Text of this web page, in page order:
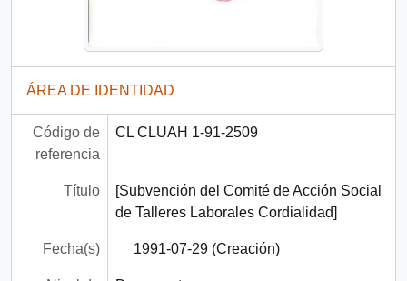
ÁREA DE IDENTIDAD
Código de
referencia
CL CLUAH 1-91-2509
Título
[Subvención del Comité de Acción Social
de Talleres Laborales Cordialidad]
Fecha(s) 1991-07-29 (Creación)